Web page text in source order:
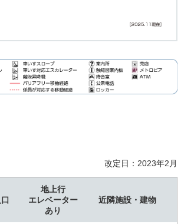
改定日：2023年2月
地上行
エレベーター
あり
近隣施設・建物